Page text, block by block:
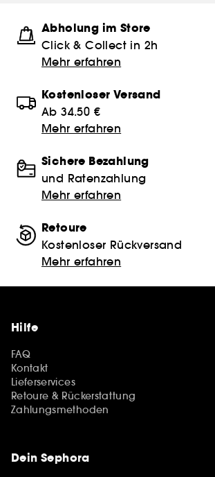
Abholung im Store
Click & Collect in 2h
Mehr erfahren
Kostenloser Versand
Ab 34.50 €
Mehr erfahren
Sichere Bezahlung
und Ratenzahlung
Mehr erfahren
Retoure
Kostenloser Rückversand
Mehr erfahren
Hilfe
FAQ
Kontakt
Lieferservices
Retoure & Rückerstattung
Zahlungsmethoden
Dein Sephora